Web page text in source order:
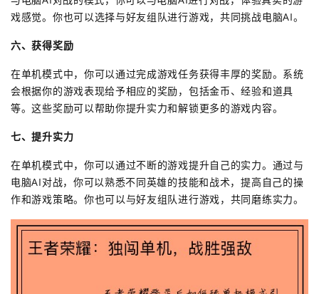
戏感觉。你也可以选择与好友组队进行游戏，共同挑战电脑AI。
六、获得奖励
在单机模式中，你可以通过完成游戏任务获得丰厚的奖励。系统
会根据你的游戏表现给予相应的奖励，包括金币、经验和道具
等。这些奖励可以帮助你提升实力和解锁更多的游戏内容。
七、提升实力
在单机模式中，你可以通过不断的游戏提升自己的实力。通过与
电脑AI对战，你可以熟悉不同英雄的技能和战术，提高自己的操
作和游戏策略。你也可以与好友组队进行游戏，共同磨练实力。